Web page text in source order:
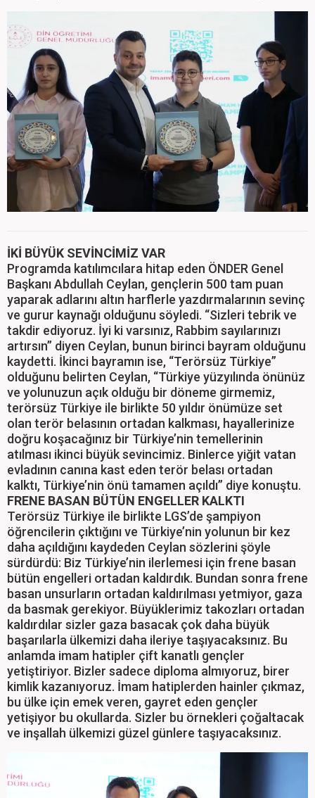
İKİ BÜYÜK SEVİNCİMİZ VAR
Programda katılımcılara hitap eden ÖNDER Genel
Başkanı Abdullah Ceylan, gençlerin 500 tam puan
yaparak adlarını altın harflerle yazdırmalarının sevinç
ve gurur kaynağı olduğunu söyledi. “Sizleri tebrik ve
takdir ediyoruz. İyi ki varsınız, Rabbim sayılarınızı
artırsın” diyen Ceylan, bunun birinci bayram olduğunu
kaydetti. İkinci bayramın ise, “Terörsüz Türkiye”
olduğunu belirten Ceylan, “Türkiye yüzyılında önünüz
ve yolunuzun açık olduğu bir döneme girmemiz,
terörsüz Türkiye ile birlikte 50 yıldır önümüze set
olan terör belasının ortadan kalkması, hayallerinize
doğru koşacağınız bir Türkiye’nin temellerinin
atılması ikinci büyük sevincimiz. Binlerce yiğit vatan
evladının canına kast eden terör belası ortadan
kalktı, Türkiye’nin önü tamamen açıldı” diye konuştu.
FRENE BASAN BÜTÜN ENGELLER KALKTI
Terörsüz Türkiye ile birlikte LGS’de şampiyon
öğrencilerin çıktığını ve Türkiye’nin yolunun bir kez
daha açıldığını kaydeden Ceylan sözlerini şöyle
sürdürdü: Biz Türkiye’nin ilerlemesi için frene basan
bütün engelleri ortadan kaldırdık. Bundan sonra frene
basan unsurların ortadan kaldırılması yetmiyor, gaza
da basmak gerekiyor. Büyüklerimiz takozları ortadan
kaldırdılar sizler gaza basacak çok daha büyük
başarılarla ülkemizi daha ileriye taşıyacaksınız. Bu
anlamda imam hatipler çift kanatlı gençler
yetiştiriyor. Bizler sadece diploma almıyoruz, birer
kimlik kazanıyoruz. İmam hatiplerden hainler çıkmaz,
bu ülke için emek veren, gayret eden gençler
yetişiyor bu okullarda. Sizler bu örnekleri çoğaltacak
ve inşallah ülkemizi güzel günlere taşıyacaksınız.